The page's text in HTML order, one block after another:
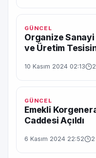
GÜNCEL
Organize
ve Üretim
10 Kasım 2024 02:13
GÜNCEL
Emekli
Caddesi Açıldı
6 Kasım 2024 22:52